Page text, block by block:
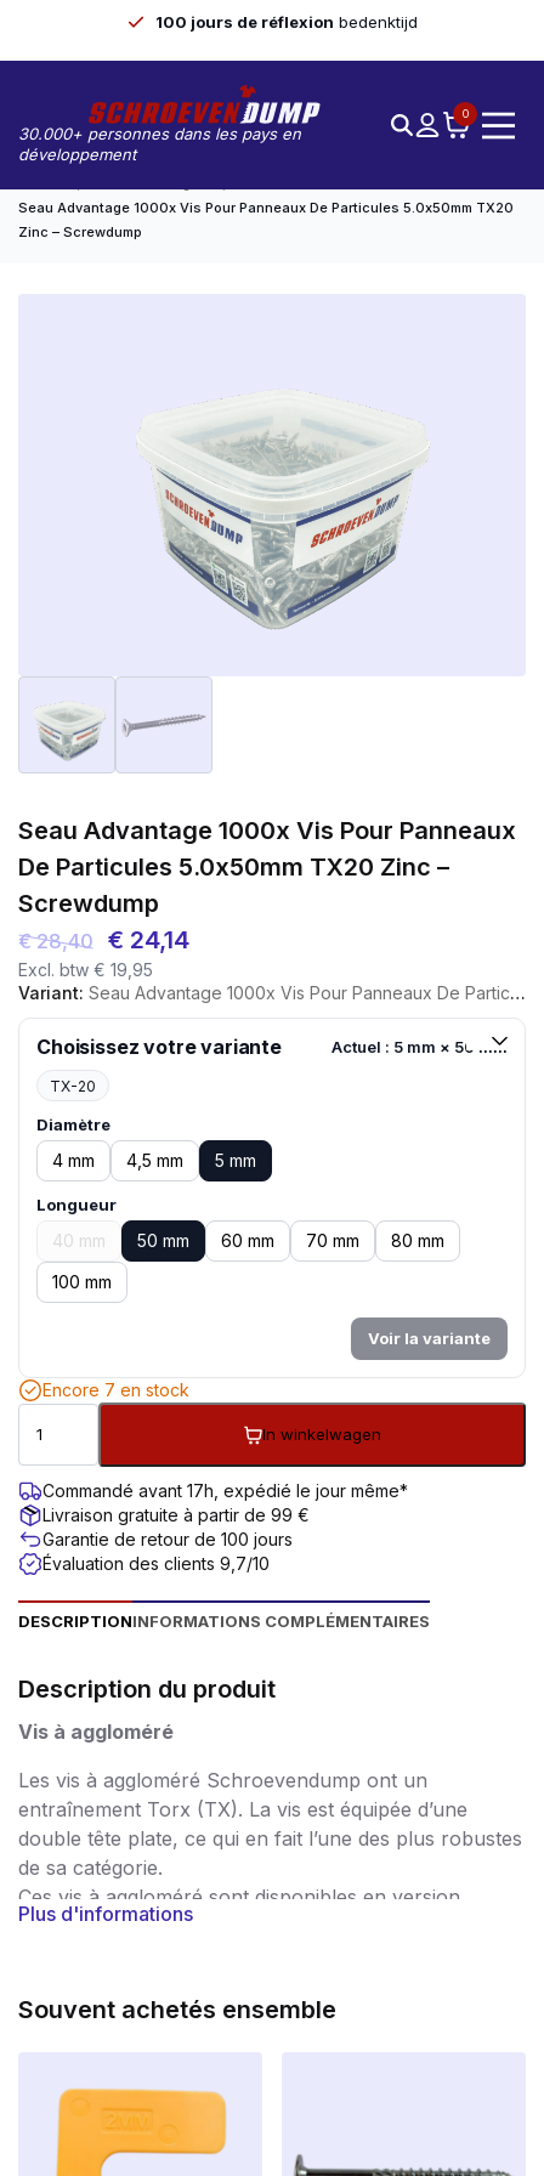
100 jours de réflexion bedenktijd
30.000+ personnes dans les pays en
développement
0
Seau Advantage 1000x Vis Pour Panneaux De Particules 5.0x50mm TX20
Zinc – Screwdump
Seau Advantage 1000x Vis Pour Panneaux
De Particules 5.0x50mm TX20 Zinc –
Screwdump
€28,40
Le
prix
initial
était :
€ 28,40.
€ 24,14Le
actuel
est :
Excl. btw € 19,95
Variant: Seau Advantage 1000x Vis Pour Panneaux De Particules 5.0x50mm TX20 Zinc - Screwdump
Choisissez votre variante Actuel : 5 mm × 50 mm
TX-20
Diamètre
4 mm 4,5 mm 5 mm
Longueur
40 mm 50 mm 60 mm 70 mm
80 mm
100 mm
Voir la variante
Encore 7 en stock
In winkelwagen
Commandé avant 17h, expédié le jour même*
Livraison gratuite à partir de 99 €
Garantie de retour de 100 jours
Évaluation des clients 9,7/10
DESCRIPTIONINFORMATIONS COMPLÉMENTAIRES
Description du produit
Vis à aggloméré
Les vis à aggloméré Schroevendump ont un
entraînement Torx (TX). La vis est équipée d’une
double tête plate, ce qui en fait l’une des plus robustes
de sa catégorie.
Ces vis à aggloméré sont disponibles en version
galvanisée.
un très large éventail d’applications et garantissent un
avez la garantie de ne travailler qu’avec des vis de
haute qualité, sans bavures et très résistantes. Les vis
portent donc le marquage CE, par lequel le fabricant
Plus d'informations
Souvent achetés ensemble